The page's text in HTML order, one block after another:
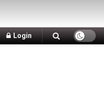
Login